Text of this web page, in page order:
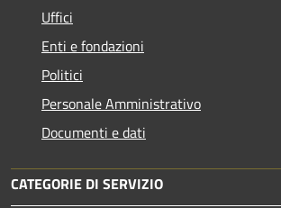
Uffici
Enti e fondazioni
Politici
Personale Amministrativo
Documenti e dati
CATEGORIE DI SERVIZIO